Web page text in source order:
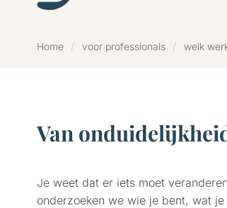
Home voor professionals welk
Van
Je weet dat er iets moet
onderzoeken we wie je bent, wat